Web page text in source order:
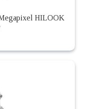
HILOOK